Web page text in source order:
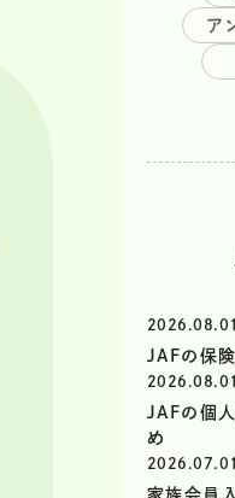
ア
2026.08.01
JAFの保険
2026.08.01
JAFの個
め
2026.07.01
家族会員